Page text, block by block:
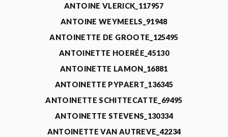
ANTOINE VLERICK_117957
ANTOINE WEYMEELS_91948
ANTOINETTE DE GROOTE_125495
ANTOINETTE HOERÉE_45130
ANTOINETTE LAMON_16881
ANTOINETTE PYPAERT_136345
ANTOINETTE SCHITTECATTE_69495
ANTOINETTE STEVENS_130334
ANTOINETTE VAN AUTREVE_42234